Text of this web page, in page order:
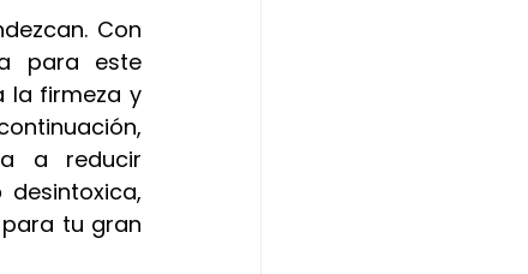
para este
la firmeza y
a reducir
desintoxica,
tu gran